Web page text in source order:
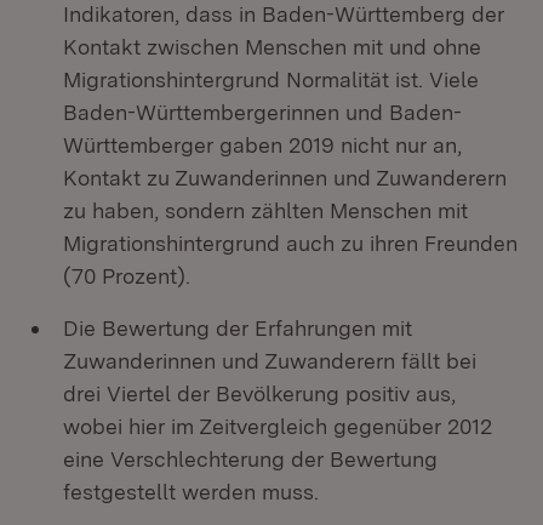
Indikatoren, dass in Baden-Württemberg der
Kontakt zwischen Menschen mit und ohne
Migrationshintergrund Normalität ist. Viele
Baden-Württembergerinnen und Baden-
Württemberger gaben 2019 nicht nur an,
Kontakt zu Zuwanderinnen und Zuwanderern
zu haben, sondern zählten Menschen mit
Migrationshintergrund auch zu ihren Freunden
(70 Prozent).
Die Bewertung der Erfahrungen mit
Zuwanderinnen und Zuwanderern fällt bei
drei Viertel der Bevölkerung positiv aus,
wobei hier im Zeitvergleich gegenüber 2012
eine Verschlechterung der Bewertung
festgestellt werden muss.